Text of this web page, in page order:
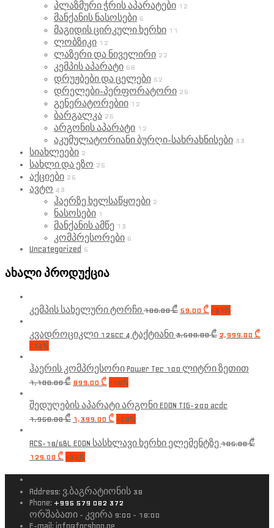
პლაზმური ჭრის აპარატები 12
მანქანის ნასოსები 6
მაგიდის ცირკული ხერხი 11
ლობზიკი 12
ლაზერი და ნიველირი 22
კემპის აპარატი 68
დრუჟბები და ცელები 52
დრელები-პერფორატორი 25
გენერატორებიი 12
ბარგალკა 26
არგონის აპარატი 12
აკუმულატორიანი ბურღი-სახრახნისები 33
სიახლეები 2
სახლი და ეზო 25
აქციები 26
ავტო 43
ჰაერზე ხელსაწყოები 2
ნასოსები 1
მანქანის ამწე 13
კომპრესორები 6
Uncategorized 5
ახალი პროდუქცია
კემპის სახელური ტორჩი100.00₾ 59.00 ₾ -41%
კვადროციკლი 125cc 4 ტაქტიანი3,500.00₾ 2,999.00 ₾
-14%
ჰაერის კომპრესორი Power Tec 100 ლიტრი ზეთით
1,100.00₾ 899.00 ₾ -18%
შედუღების აპარატი არგონი EDON TIG-200 acdc
1,950.00₾ 1,399.00 ₾ -28%
ACS-18/6BL EDON სასხლავი ხერხი ელემენტზე185.00₾
129.00 ₾ -30%
Address: ვ.ბაგრატიონის 38
Phone: +995 579 082 372
ორშაბათი - კვირა 9:00 - 18:00
E-mail: info@forshop.ge